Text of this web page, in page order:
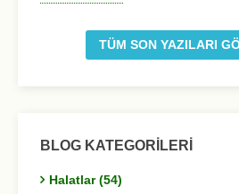
TÜM SON YAZILARI
BLOG KATEGORILERI
Halatlar (54)